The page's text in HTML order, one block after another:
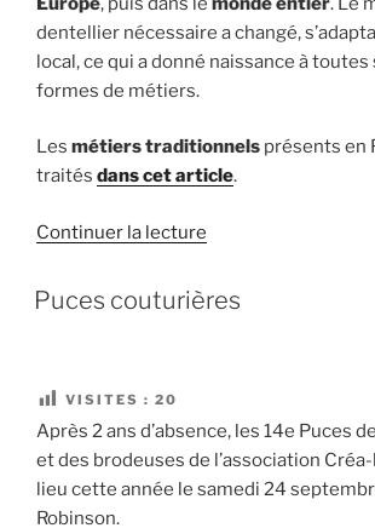
dentellier nécessaire a changé,
local, ce qui a donné naissance à
formes de métiers.
Les métiers traditionnels présents en
traités dans cet article.
Continuer la lecture
Puces couturières
VISITES : 20
Après 2 ans d’absence, les 14e Puces
et des brodeuses de l’association
lieu cette année le samedi 24
Robinson.